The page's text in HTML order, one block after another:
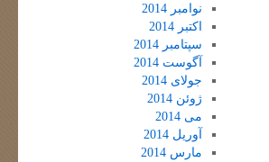
نوامبر 2014
اکتبر 2014
سپتامبر 2014
آگوست 2014
جولای 2014
ژوئن 2014
می 2014
آوریل 2014
مارس 2014